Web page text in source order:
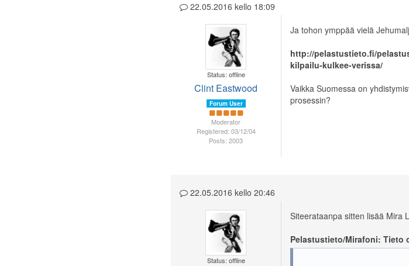
22.05.2016 kello 18:09
Status: offline
Clint Eastwood
Forum User
Moderator
Registered: 03/12/04
Posts: 2003
Ja tohon ymppää vielä
http://pelastustieto.fi/
kilpailu-kulkee-verissa/
Vaikka Suomessa on
prosessin?
22.05.2016 kello 20:46
Status: offline
Siteerataanpa sitten lisää Mira
Pelastustieto/Mirafoni: Tieto